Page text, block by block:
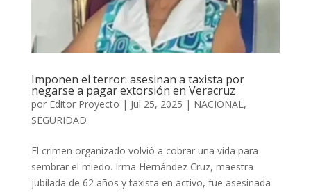
Imponen el terror: asesinan a taxista por
negarse a pagar extorsión en Veracruz
por Editor Proyecto | Jul 25, 2025 | NACIONAL,
SEGURIDAD
El crimen organizado volvió a cobrar una vida para
sembrar el miedo. Irma Hernández Cruz, maestra
jubilada de 62 años y taxista en activo, fue asesinada